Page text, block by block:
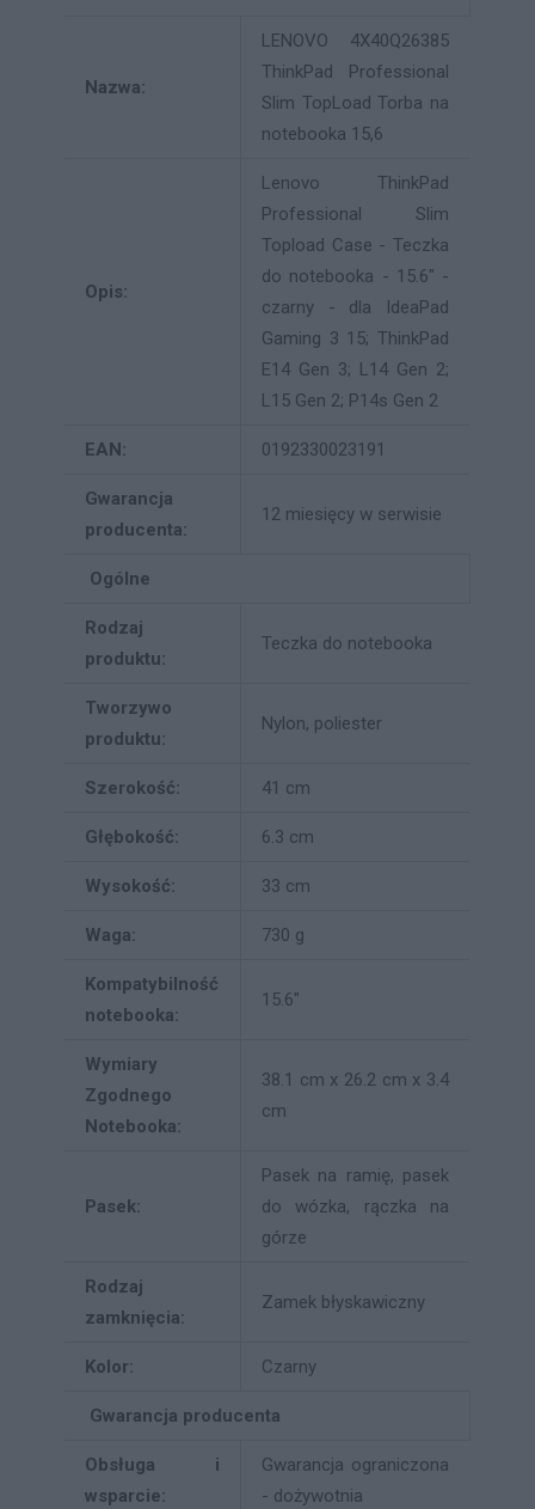
Nazwa:
LENOVO 4X40Q26385
ThinkPad Professional
Slim TopLoad Torba na
notebooka 15,6
Opis:
Lenovo ThinkPad
Professional Slim
Topload Case - Teczka
do notebooka - 15.6" -
czarny - dla IdeaPad
Gaming 3 15; ThinkPad
E14 Gen 3; L14 Gen 2;
L15 Gen 2; P14s Gen 2
EAN: 0192330023191
Gwarancja
producenta:
12 miesięcy w serwisie
Ogólne
Rodzaj
produktu:
Teczka do notebooka
Tworzywo
produktu:
Nylon, poliester
Szerokość: 41 cm
Głębokość: 6.3 cm
Wysokość: 33 cm
Waga: 730 g
Kompatybilność
notebooka:
15.6"
Wymiary
Zgodnego
Notebooka:
38.1 cm x 26.2 cm x 3.4
cm
Pasek:
Pasek na ramię, pasek
do wózka, rączka na
górze
Rodzaj
zamknięcia:
Zamek błyskawiczny
Kolor: Czarny
Gwarancja producenta
Obsługa i
wsparcie:
Gwarancja ograniczona
- dożywotnia